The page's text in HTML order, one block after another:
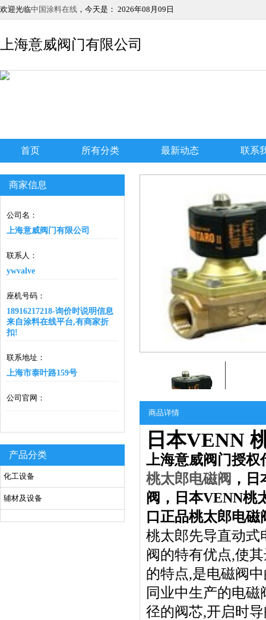
欢迎光临中国涂料在线 ，今天是： 2026年08月09日
上海意威阀门有限公司
首页 所有分类 最新动态 联系
商家信息
公司名：
上海意威阀门有限公司
联系人：
ywvalve
座机号码：
18916217218-询价时说明信息
来自涂料在线平台,有商家折
扣!
联系地址：
上海市泰叶路159号
公司官网：
产品分类
化工设备
辅材及设备
商品详情
日本VENN
上海意威阀门授权
桃太郎电磁阀 ，
阀，日本VENN桃
口正品桃太郎电磁
桃太郎先导直动式
阀的特有优点,使
的特点,是电磁阀
同业中生产的电
径的阀芯,开启时